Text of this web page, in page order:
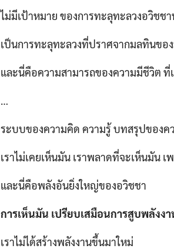
ไม่มีเป้าหมาย ของการทะลุทะลวงอวิชช
เป็นการทะลุทะลวงที่ปราศจากมลทินขอ
และนี่คือความสามารถของความมีชีวิต ที่
…
ระบบของความคิด ความรู้ บทสรุปของ
เราไม่เคยเห็นมัน เราพลาดที่จะเห็นมัน
และนี่คือพลังอันยิ่งใหญ่ของอวิชชา
การเห็นมัน เปรียบเสมือนการสูบพลัง
เราไม่ได้สร้างพลังงานขึ้นมาใหม่